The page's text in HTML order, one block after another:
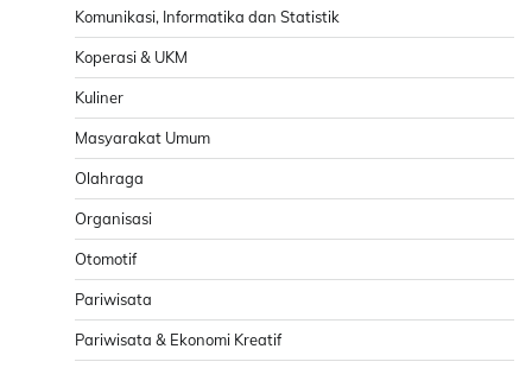
Komunikasi, Informatika dan Statistik
Koperasi & UKM
Kuliner
Masyarakat Umum
Olahraga
Organisasi
Otomotif
Pariwisata
Pariwisata & Ekonomi Kreatif